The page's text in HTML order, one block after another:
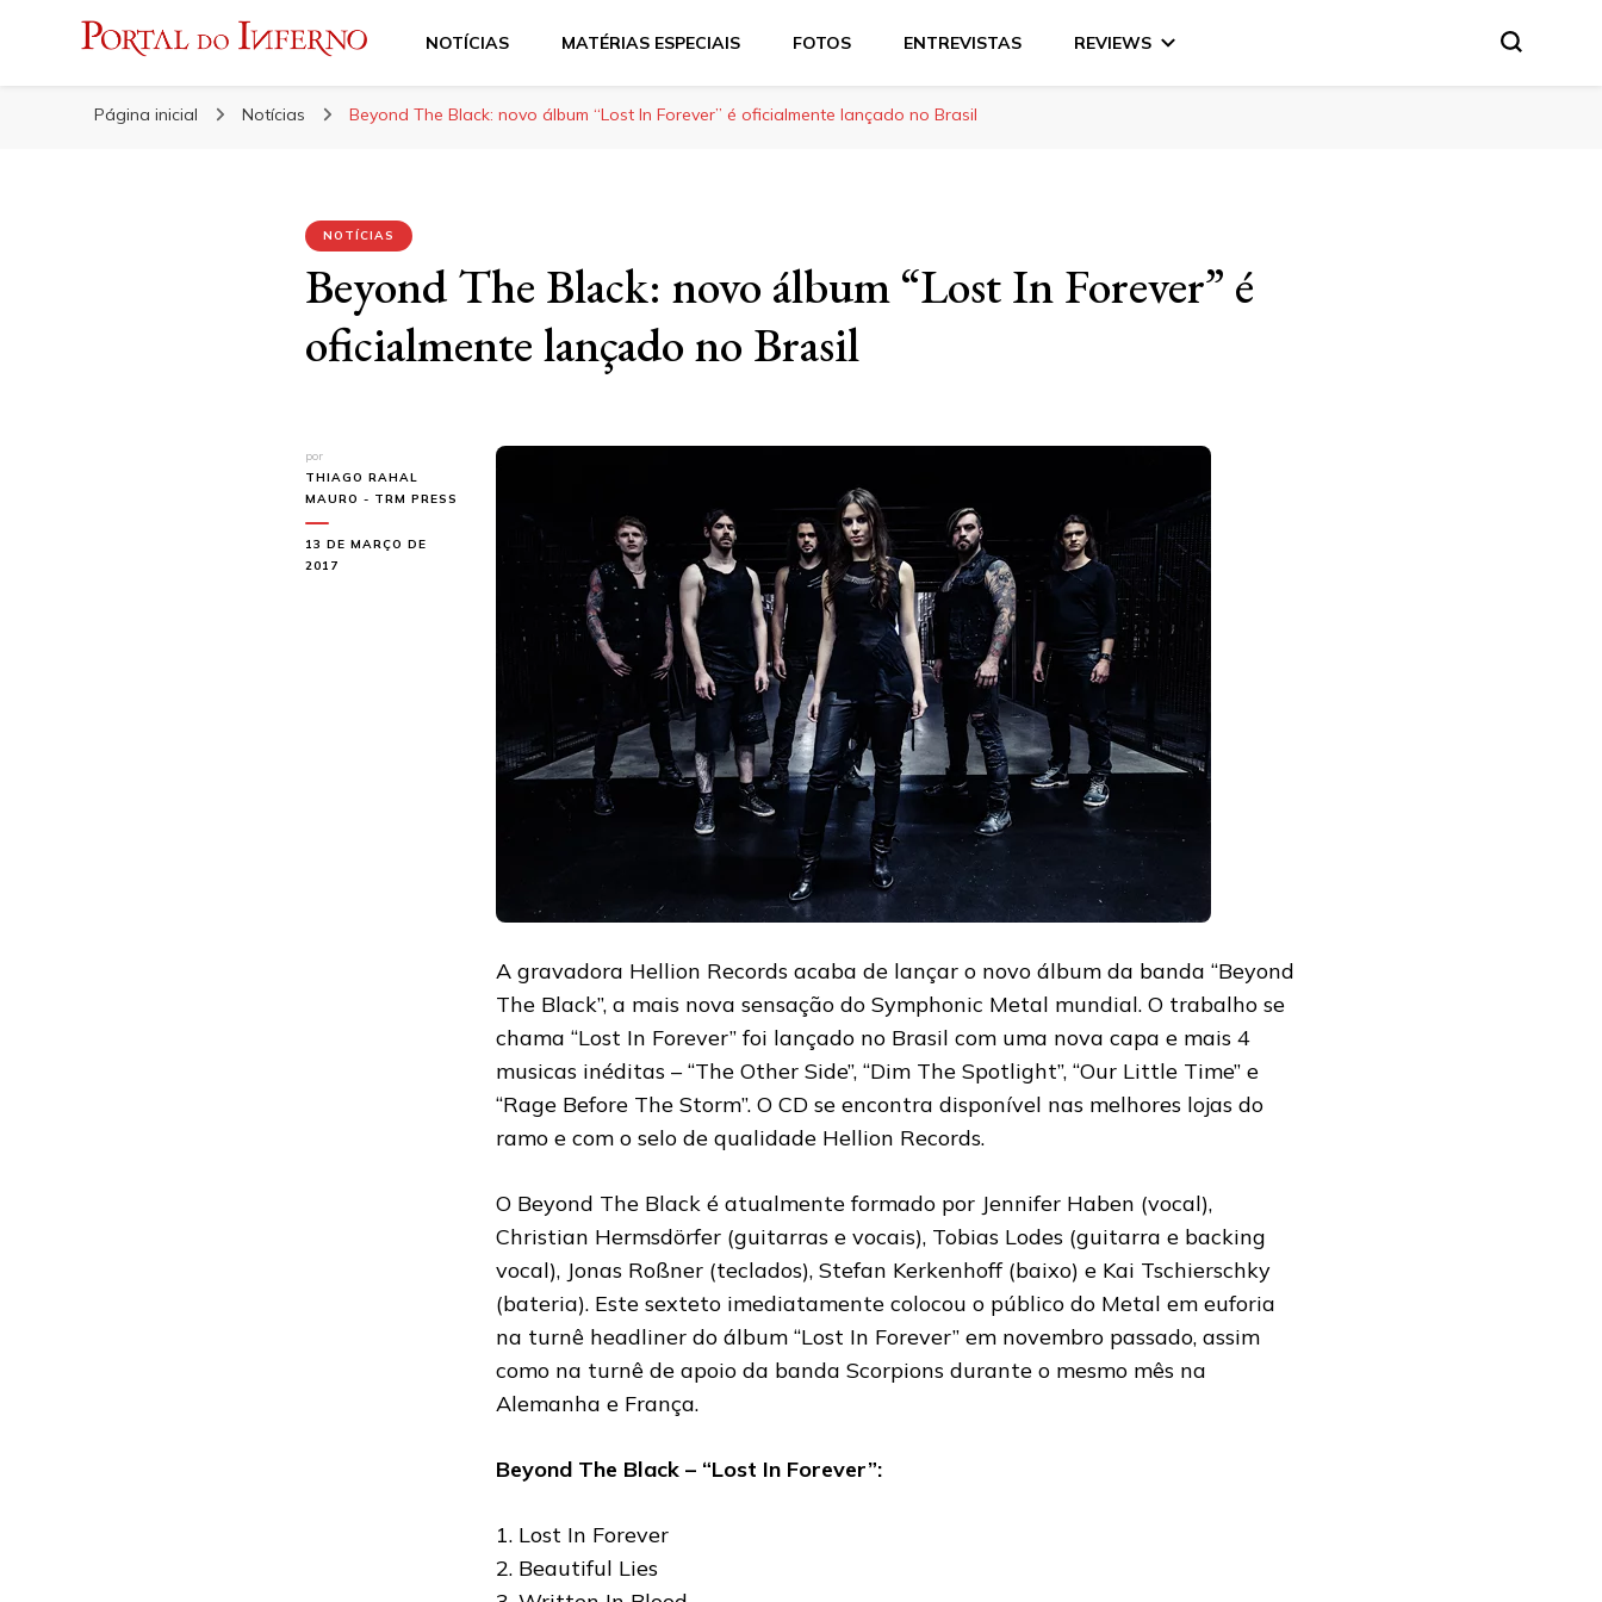
Portal do Inferno
NOTÍCIAS MATÉRIAS ESPECIAIS FOTOS ENTREVISTAS REVIEWS
Página inicial Notícias Beyond The Black: novo álbum “Lost In Forever” é oficialmente lançado no Brasil
NOTÍCIAS
Beyond The Black: novo álbum “Lost In Forever” é
oficialmente lançado no Brasil
por
THIAGO RAHAL
MAURO - TRM PRESS
13 DE MARÇO DE
2017
A gravadora Hellion Records acaba de lançar o novo álbum da banda “Beyond
The Black”, a mais nova sensação do Symphonic Metal mundial. O trabalho se
chama “Lost In Forever” foi lançado no Brasil com uma nova capa e mais 4
musicas inéditas – “The Other Side”, “Dim The Spotlight”, “Our Little Time” e
“Rage Before The Storm”. O CD se encontra disponível nas melhores lojas do
ramo e com o selo de qualidade Hellion Records.
O Beyond The Black é atualmente formado por Jennifer Haben (vocal),
Christian Hermsdörfer (guitarras e vocais), Tobias Lodes (guitarra e backing
vocal), Jonas Roßner (teclados), Stefan Kerkenhoff (baixo) e Kai Tschierschky
(bateria). Este sexteto imediatamente colocou o público do Metal em euforia
na turnê headliner do álbum “Lost In Forever” em novembro passado, assim
como na turnê de apoio da banda Scorpions durante o mesmo mês na
Alemanha e França.
Beyond The Black – “Lost In Forever”:
1. Lost In Forever
2. Beautiful Lies